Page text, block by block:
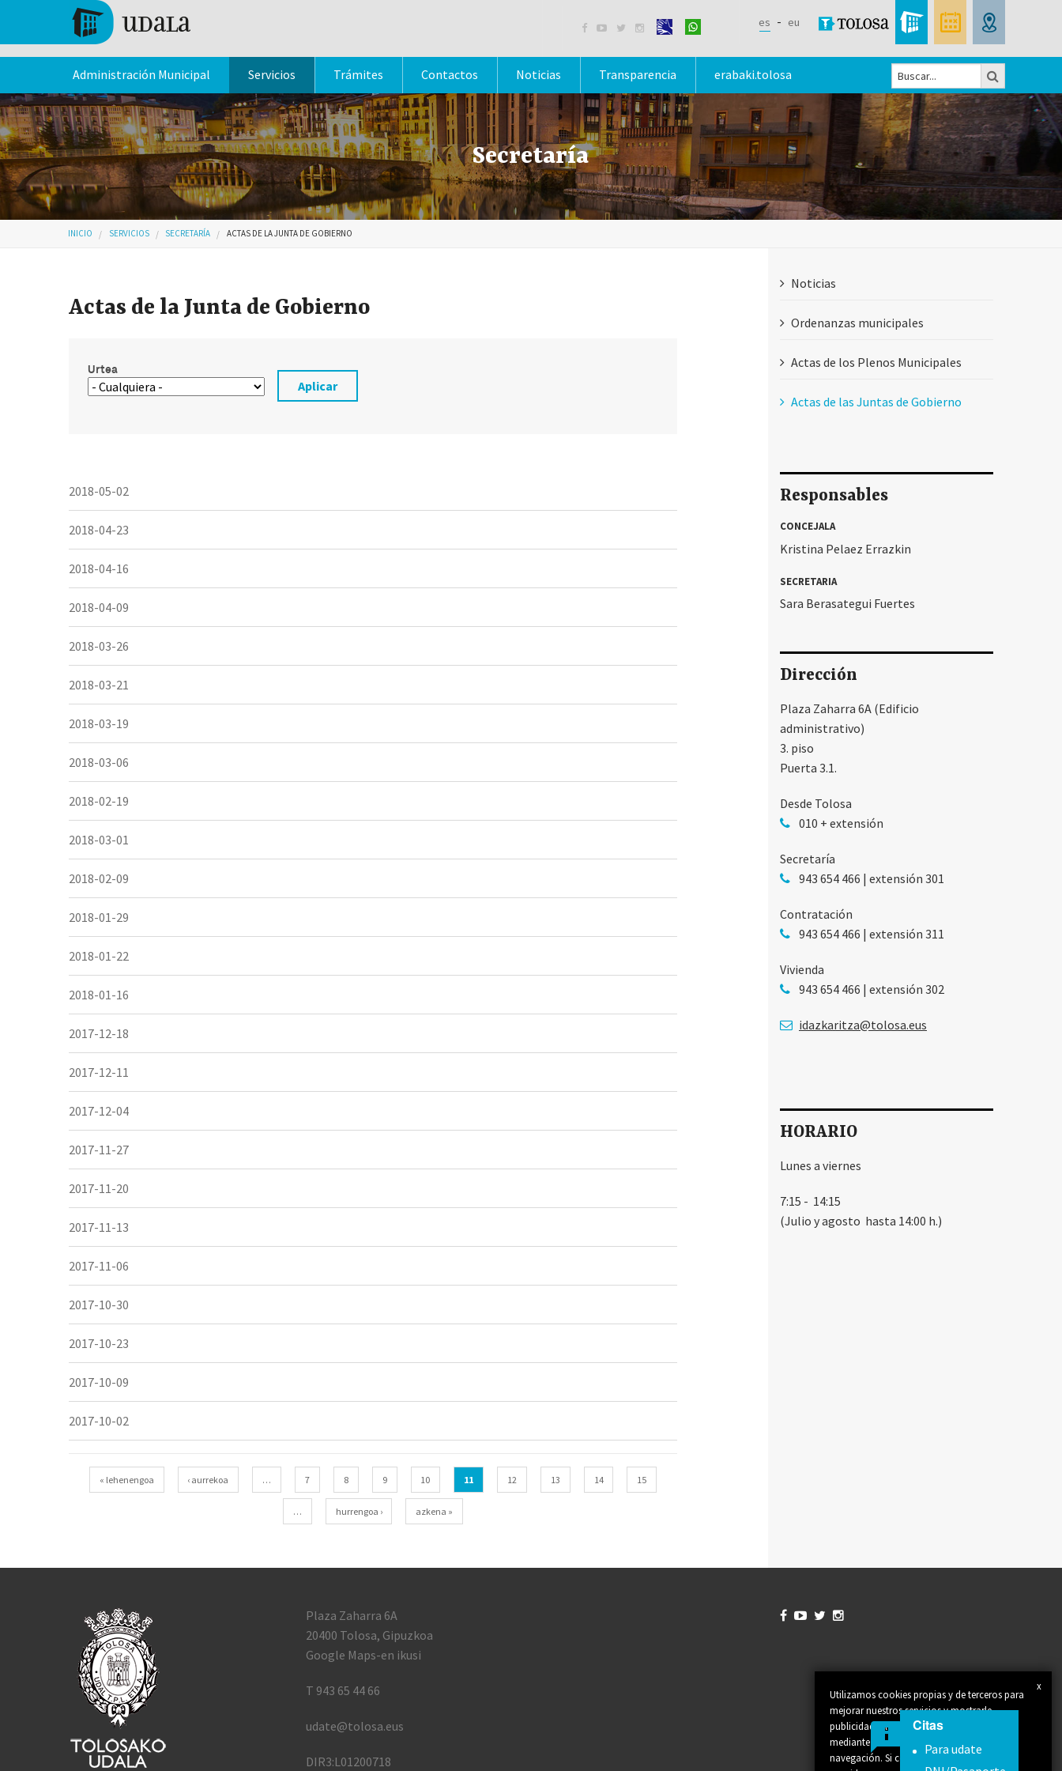
Pasar al contenido principal
    es eu
Formulario
de
búsqueda
Administración Municipal Servicios Trámites Contactos Noticias Transparencia erabaki.tolosa
Secretaría
Usted está aquí
INICIO SERVICIOS SECRETARÍA ACTAS DE LA JUNTA DE GOBIERNO
Actas de la Junta de Gobierno
Citas
Para udate
Urtea
Aplicar
2018-05-02
2018-04-23
2018-04-16
2018-04-09
2018-03-26
2018-03-21
2018-03-19
2018-03-06
2018-02-19
2018-03-01
2018-02-09
2018-01-29
2018-01-22
2018-01-16
2017-12-18
2017-12-11
2017-12-04
2017-11-27
2017-11-20
2017-11-13
2017-11-06
2017-10-30
2017-10-23
2017-10-09
2017-10-02
Páginas
« lehenengoa ‹ aurrekoa … 7 8 9 10 11 12 13 14 15
… hurrengoa › azkena »
Noticias
Ordenanzas municipales
Actas de los Plenos Municipales
Actas de las Juntas de Gobierno
Responsables
CONCEJALA
Kristina Pelaez Errazkin
SECRETARIA
Sara Berasategui Fuertes
Dirección
Plaza Zaharra 6A (Edificio
administrativo)
3. piso
Puerta 3.1.
Desde Tolosa
010 + extensión
Secretaría
943 654 466 | extensión 301
Contratación
943 654 466 | extensión 311
Vivienda
943 654 466 | extensión 302
idazkaritza@tolosa.eus
HORARIO
Lunes a viernes
7:15 - 14:15
(Julio y agosto hasta 14:00 h.)
x
Utilizamos cookies propias y de terceros para
mejorar nuestros servicios y mostrarle
publicidad relacionada con sus preferencias
mediante el análisis de sus hábitos de
navegación. Si continúa navegando,
Plaza Zaharra 6A
20400 Tolosa, Gipuzkoa
Google Maps-en ikusi
T 943 65 44 66
udate@tolosa.eus
DIR3:L01200718
   